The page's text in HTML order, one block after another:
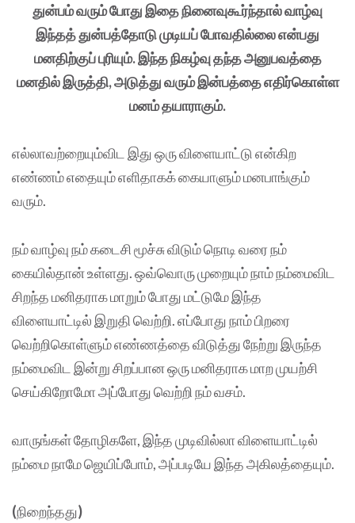
துன்பம் வரும் போது இதை நினைவுகூர்ந்தால் வாழ்வு
இந்தத் துன்பத்தோடு முடியப் போவதில்லை என்பது
மனதிற்குப் புரியும். இந்த நிகழ்வு தந்த அனுபவத்தை
மனதில் இருத்தி, அடுத்து வரும் இன்பத்தை எதிர்கொள்ள
மனம் தயாராகும்.
எல்லாவற்றையும்விட இது ஒரு விளையாட்டு என்கிற
எண்ணம் எதையும் எளிதாகக் கையாளும் மனபாங்கும்
வரும்.
நம் வாழ்வு நம் கடைசி மூச்சு விடும் நொடி வரை நம்
கையில்தான் உள்ளது. ஒவ்வொரு முறையும் நாம் நம்மைவிட
சிறந்த மனிதராக மாறும் போது மட்டுமே இந்த
விளையாட்டில் இறுதி வெற்றி. எப்போது நாம் பிறரை
வெற்றிகொள்ளும் எண்ணத்தை விடுத்து நேற்று இருந்த
நம்மைவிட இன்று சிறப்பான ஒரு மனிதராக மாற முயற்சி
செய்கிறோமோ அப்போது வெற்றி நம் வசம்.
வாருங்கள் தோழிகளே, இந்த முடிவில்லா விளையாட்டில்
நம்மை நாமே ஜெயிப்போம், அப்படியே இந்த அகிலத்தையும்.
(நிறைந்தது)